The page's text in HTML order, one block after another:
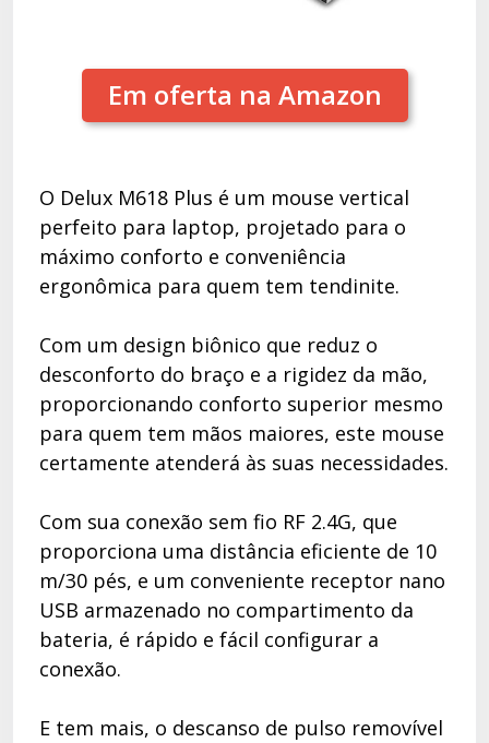
Em oferta na Amazon
O Delux M618 Plus é um mouse vertical
perfeito para laptop, projetado para o
máximo conforto e conveniência
ergonômica para quem tem tendinite.
Com um design biônico que reduz o
desconforto do braço e a rigidez da mão,
proporcionando conforto superior mesmo
para quem tem mãos maiores, este mouse
certamente atenderá às suas necessidades.
Com sua conexão sem fio RF 2.4G, que
proporciona uma distância eficiente de 10
m/30 pés, e um conveniente receptor nano
USB armazenado no compartimento da
bateria, é rápido e fácil configurar a
conexão.
E tem mais, o descanso de pulso removível